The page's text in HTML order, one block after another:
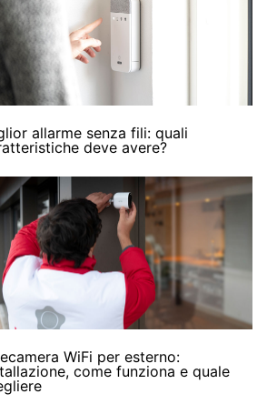
allarme senza fili: quali
deve avere?
WiFi per esterno:
come funziona e quale